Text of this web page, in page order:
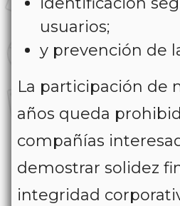
usuarios;
y prevención de
La participación de
años queda
compañías
demostrar solidez
integridad